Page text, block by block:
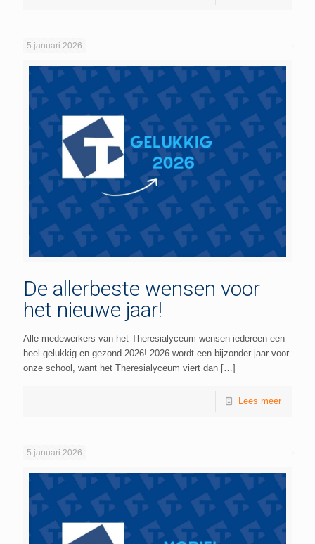
5 januari 2026
De allerbeste wensen voor
het nieuwe jaar!
Alle medewerkers van het Theresialyceum wensen iedereen een
heel gelukkig en gezond 2026! 2026 wordt een bijzonder jaar voor
onze school, want het Theresialyceum viert dan […]
Lees meer
5 januari 2026